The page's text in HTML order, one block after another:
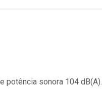
potência sonora 104 dB(A).